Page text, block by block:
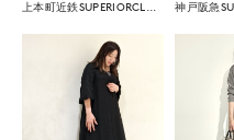
神戸阪急